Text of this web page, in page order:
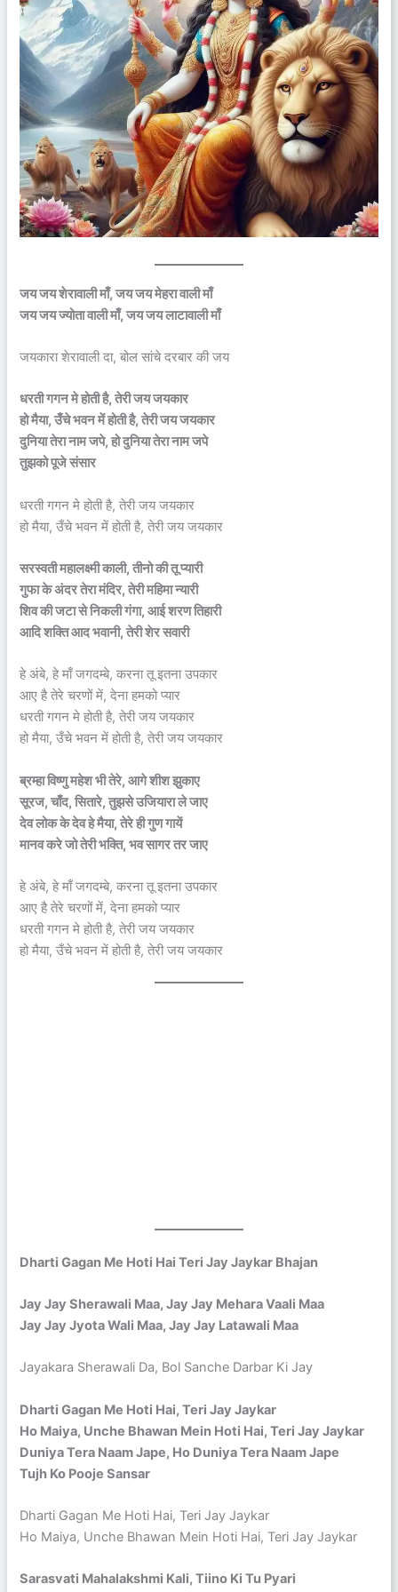
जय जय शेरावाली माँ, जय जय मेहरा वाली माँ
जय जय ज्योता वाली माँ, जय जय लाटावाली माँ
जयकारा शेरावाली दा, बोल सांचे दरबार की जय
धरती गगन मे होती है, तेरी जय जयकार
हो मैया, उँचे भवन में होती है, तेरी जय जयकार
दुनिया तेरा नाम जपे, हो दुनिया तेरा नाम जपे
तुझको पूजे संसार
धरती गगन मे होती है, तेरी जय जयकार
हो मैया, उँचे भवन में होती है, तेरी जय जयकार
सरस्वती महालक्ष्मी काली, तीनो की तू प्यारी
गुफा के अंदर तेरा मंदिर, तेरी महिमा न्यारी
शिव की जटा से निकली गंगा, आई शरण तिहारी
आदि शक्ति आद भवानी, तेरी शेर सवारी
हे अंबे, हे माँ जगदम्बे, करना तू इतना उपकार
आए है तेरे चरणों में, देना हमको प्यार
धरती गगन मे होती है, तेरी जय जयकार
हो मैया, उँचे भवन में होती है, तेरी जय जयकार
ब्रम्हा विष्णु महेश भी तेरे, आगे शीश झुकाए
सूरज, चाँद, सितारे, तुझसे उजियारा ले जाए
देव लोक के देव हे मैया, तेरे ही गुण गायें
मानव करे जो तेरी भक्ति, भव सागर तर जाए
हे अंबे, हे माँ जगदम्बे, करना तू इतना उपकार
आए है तेरे चरणों में, देना हमको प्यार
धरती गगन मे होती है, तेरी जय जयकार
हो मैया, उँचे भवन में होती है, तेरी जय जयकार
Dharti Gagan Me Hoti Hai Teri Jay Jaykar Bhajan
Jay Jay Sherawali Maa, Jay Jay Mehara Vaali Maa
Jay Jay Jyota Wali Maa, Jay Jay Latawali Maa
Jayakara Sherawali Da, Bol Sanche Darbar Ki Jay
Dharti Gagan Me Hoti Hai, Teri Jay Jaykar
Ho Maiya, Unche Bhawan Mein Hoti Hai, Teri Jay Jaykar
Duniya Tera Naam Jape, Ho Duniya Tera Naam Jape
Tujh Ko Pooje Sansar
Dharti Gagan Me Hoti Hai, Teri Jay Jaykar
Ho Maiya, Unche Bhawan Mein Hoti Hai, Teri Jay Jaykar
Sarasvati Mahalakshmi Kali, Tiino Ki Tu Pyari